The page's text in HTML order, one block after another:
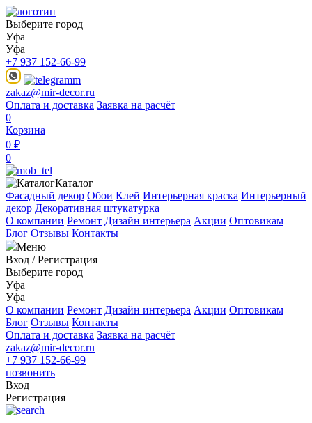
Выберите город
Уфа
Уфа
+7 937 152-66-99
zakaz@mir-decor.ru
Оплата и доставка Заявка на расчёт
0
Корзина
0 ₽
0
Каталог
Фасадный декор Обои Клей Интерьерная краска Интерьерный
декор Декоративная штукатурка
О компании Ремонт Дизайн интерьера Акции Оптовикам
Блог Отзывы Контакты
Меню
Вход /Регистрация
Выберите город
Уфа
Уфа
О компании Ремонт Дизайн интерьера Акции Оптовикам
Блог Отзывы Контакты
Оплата и доставка Заявка на расчёт
zakaz@mir-decor.ru
+7 937 152-66-99
позвонить
Вход
Регистрация